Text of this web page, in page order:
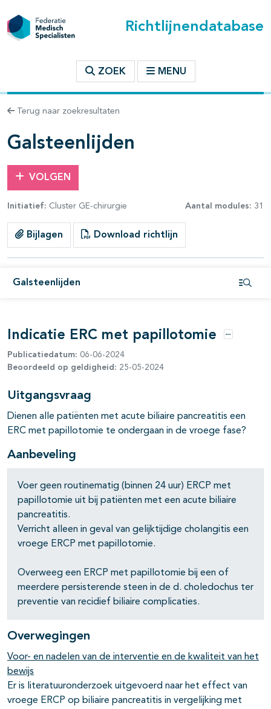
Richtlijnendatabase
ZOEK MENU
Terug naar zoekresultaten
Galsteenlijden
VOLGEN
Initiatief: Cluster GE-chirurgie Aantal modules: 31
Bijlagen Download richtlijn
Galsteenlijden
binnen deze richtlijn
open- en dichtklappen
open- en dichtklappen
open- en dichtklappen
open- en dichtklappen
open- en dichtklappen
Indicatie ERC met papillotomie Opties
Publicatiedatum: 06-06-2024
Beoordeeld op geldigheid: 25-05-2024
Uitgangsvraag
Dienen alle patiënten met acute biliaire pancreatitis een
ERC met papillotomie te ondergaan in de vroege fase?
Aanbeveling
Voer geen routinematig (binnen 24 uur) ERCP met
papillotomie uit bij patiënten met een acute biliaire
pancreatitis.
Verricht alleen in geval van gelijktijdige cholangitis een
vroege ERCP met papillotomie.
Overweeg een ERCP met papillotomie bij een of
meerdere persisterende steen in de d. choledochus ter
preventie van recidief biliaire complicaties.
Overwegingen
Voor- en nadelen van de interventie en de kwaliteit van het
bewijs
Er is literatuuronderzoek uitgevoerd naar het effect van
vroege ERCP op biliaire pancreatitis in vergelijking met